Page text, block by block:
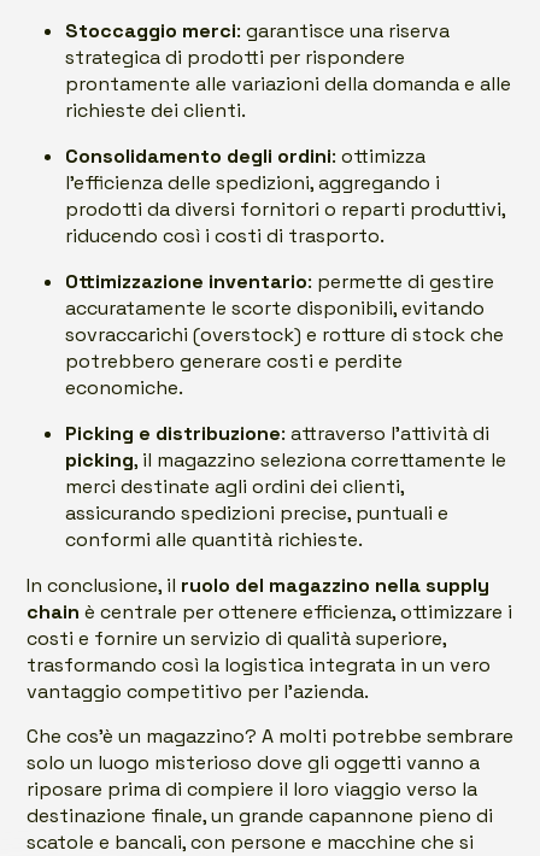
Stoccaggio merci: garantisce una riserva
strategica di prodotti per rispondere
prontamente alle variazioni della domanda e alle
richieste dei clienti.
Consolidamento degli ordini: ottimizza
l’efficienza delle spedizioni, aggregando i
prodotti da diversi fornitori o reparti produttivi,
riducendo così i costi di trasporto.
Ottimizzazione inventario: permette di gestire
accuratamente le scorte disponibili, evitando
sovraccarichi (overstock) e rotture di stock che
potrebbero generare costi e perdite
economiche.
Picking e distribuzione: attraverso l’attività di
picking, il magazzino seleziona correttamente le
merci destinate agli ordini dei clienti,
assicurando spedizioni precise, puntuali e
conformi alle quantità richieste.
In conclusione, il ruolo del magazzino nella supply
chain è centrale per ottenere efficienza, ottimizzare i
costi e fornire un servizio di qualità superiore,
trasformando così la logistica integrata in un vero
vantaggio competitivo per l’azienda.
Che cos’è un magazzino? A molti potrebbe sembrare
solo un luogo misterioso dove gli oggetti vanno a
riposare prima di compiere il loro viaggio verso la
destinazione finale, un grande capannone pieno di
scatole e bancali, con persone e macchine che si